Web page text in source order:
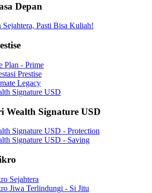
Depan
Sejahtera, Pasti Bisa Kuliah!
Plan - Prime
Prestise
Legacy
Signature USD
Wealth Signature USD
Signature USD - Protection
Signature USD - Saving
Sejahtera
Jiwa Terlindungi - Si Jitu